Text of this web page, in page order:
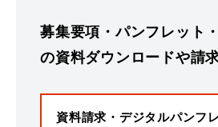
募集要項・パンフレット
の資料ダウンロードや請
資料請求・デジタルパンフ